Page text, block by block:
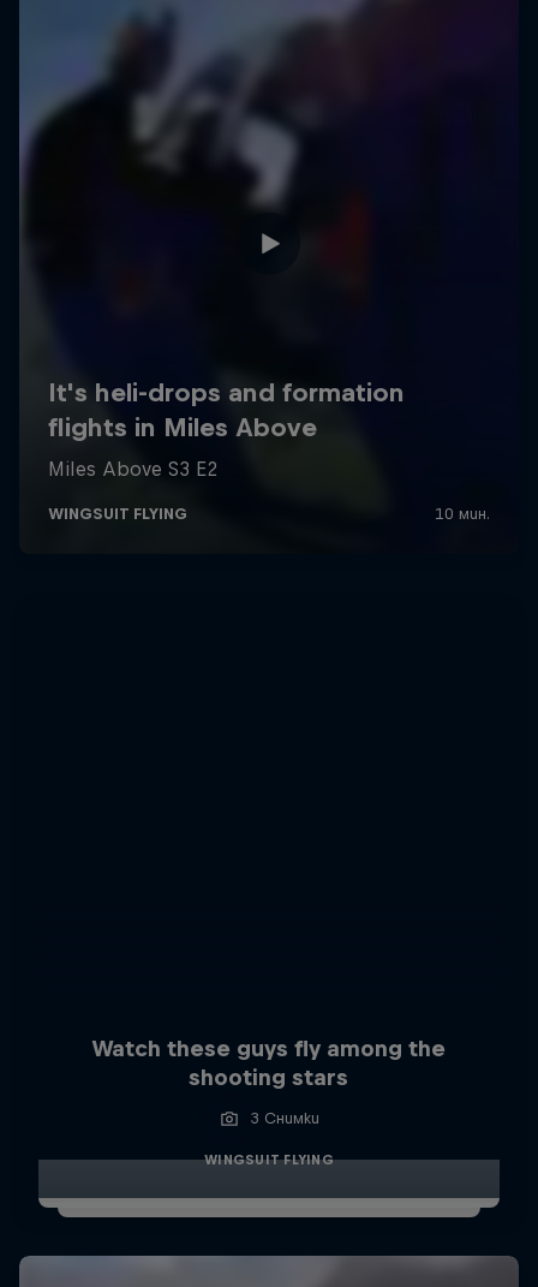
Watch these guys fly among the
shooting stars
3 Снимки
WINGSUIT FLYING